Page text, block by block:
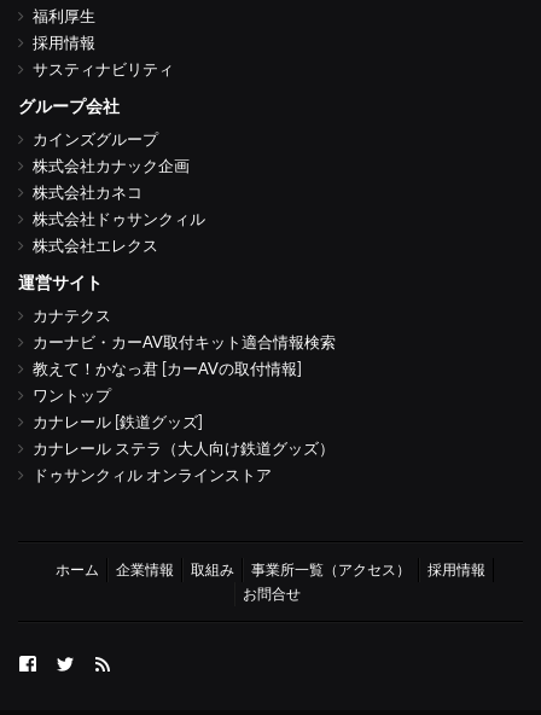
福利厚生
採用情報
サスティナビリティ
グループ会社
カインズグループ
株式会社カナック企画
株式会社カネコ
株式会社ドゥサンクィル
株式会社エレクス
運営サイト
カナテクス
カーナビ・カーAV取付キット適合情報検索
教えて！かなっ君 [カーAVの取付情報]
ワントップ
カナレール [鉄道グッズ]
カナレール ステラ（大人向け鉄道グッズ）
ドゥサンクィル オンラインストア
ホーム 企業情報 取組み 事業所一覧（アクセス）
採用情報
お問合せ